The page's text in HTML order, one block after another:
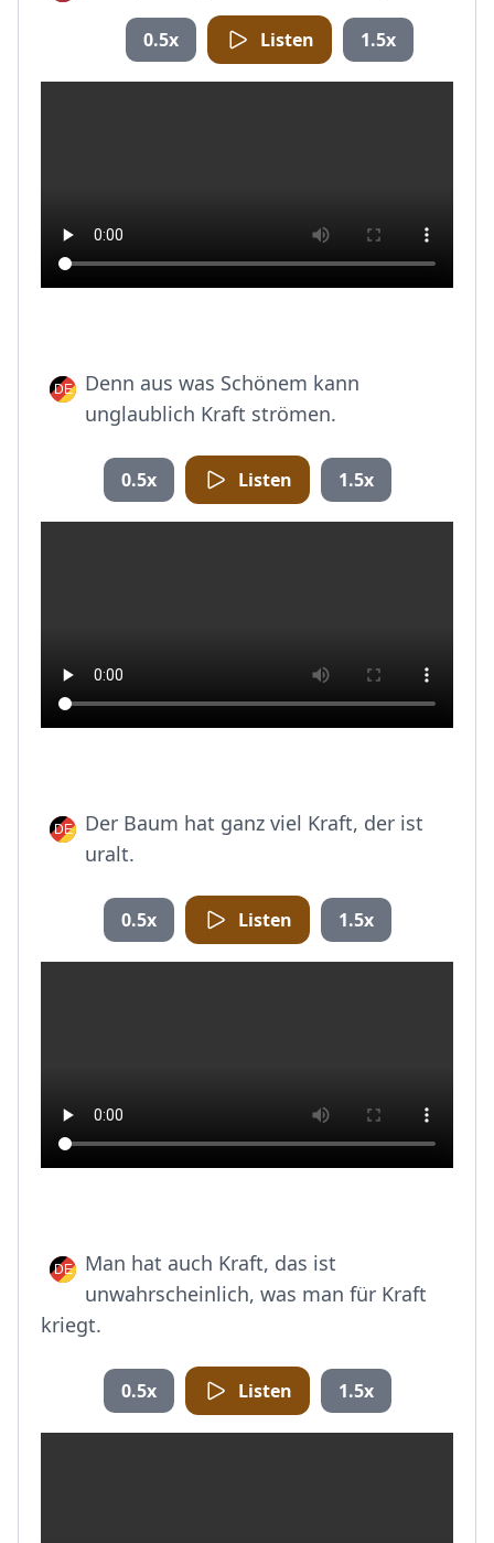
0.5x Listen 1.5x
Denn aus was Schönem kann
unglaublich Kraft strömen.
0.5x Listen 1.5x
Der Baum hat ganz viel Kraft, der ist
uralt.
0.5x Listen 1.5x
Man hat auch Kraft, das ist
unwahrscheinlich, was man für Kraft
kriegt.
0.5x Listen 1.5x